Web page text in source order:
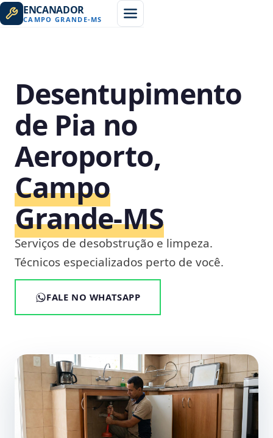
ENCANADOR
CAMPO GRANDE-MS
Desentupimento
de Pia no
Aeroporto,
Campo
Grande‑MS
Serviços de desobstrução e limpeza.
Técnicos especializados perto de você.
FALE NO WHATSAPP